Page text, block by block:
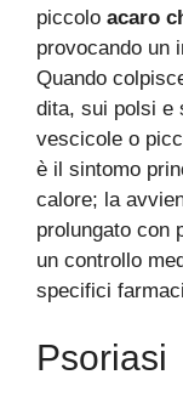
piccolo acaro
provocando un
Quando
dita, sui polsi e
vescicole o
è il sintomo
calore; la
prolungato con
un controllo
specifici
Psoriasi